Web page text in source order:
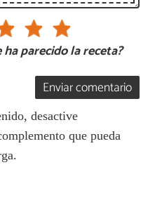
ha parecido la receta?
Enviar comentario
desactive
que pueda